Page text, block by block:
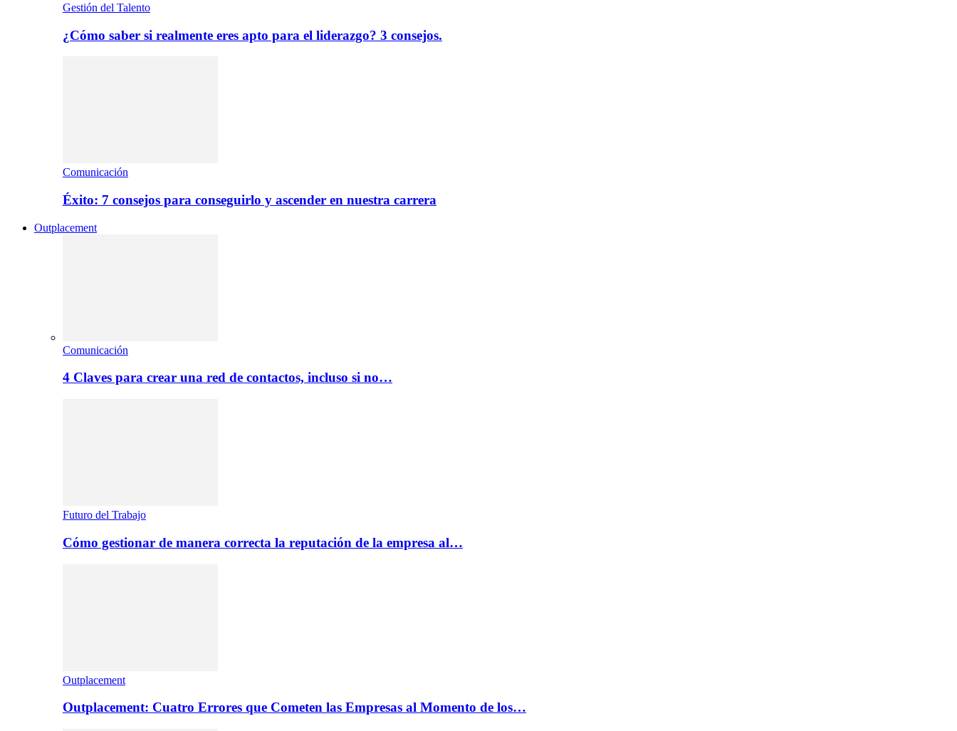
Gestión del Talento
¿Cómo saber si realmente eres apto para el liderazgo? 3 consejos.
Comunicación
Éxito: 7 consejos para conseguirlo y ascender en nuestra carrera
Outplacement
Comunicación
4 Claves para crear una red de contactos, incluso si no…
Futuro del Trabajo
Cómo gestionar de manera correcta la reputación de la empresa al…
Outplacement
Outplacement: Cuatro Errores que Cometen las Empresas al Momento de los…